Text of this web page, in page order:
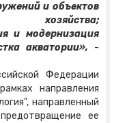
и объектов
хозяйства;
и модернизация
акватории», -
Федерации
направления
направленный
ее